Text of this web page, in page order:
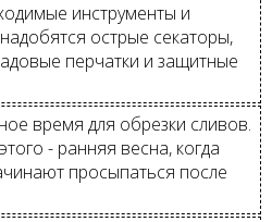
инструменты и
острые секаторы,
перчатки и защитные
время для обрезки сливов.
- ранняя весна, когда
просыпаться после